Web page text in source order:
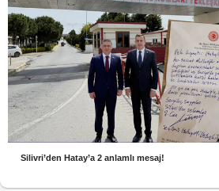
Silivri’den Hatay’a 2 anlamlı mesaj!